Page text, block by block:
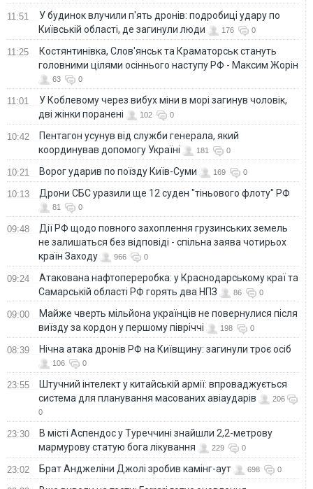
11:51
У будинок влучили п'ять дронів: подробиці удару по
Київській області, де загинули люди
176 0
11:25
Костянтинівка, Слов'янськ та Краматорськ стануть
головними цілями осіннього наступу РФ - Максим Жорін
63 0
11:01
У Коблевому через вибух міни в морі загинув чоловік,
дві жінки поранені
102 0
10:42
Пентагон усунув від служби генерала, який
координував допомогу Україні
181 0
10:21 Ворог ударив по поїзду Київ-Суми 169 0
10:13 Дрони СБС уразили ще 12 суден "тіньового флоту" РФ
81 0
09:48
Дії РФ щодо повного захоплення грузинських земель
не залишаться без відповіді - спільна заява чотирьох
країн Заходу
966 0
09:24
Атакована нафтопереробка: у Краснодарському краї та
Самарській області РФ горять два НПЗ
86 0
09:00
Майже чверть мільйона українців не повернулися після
виїзду за кордон у першому півріччі
198 0
08:39 Нічна атака дронів РФ на Київщину: загинули троє осіб
106 0
23:55
Штучний інтелект у китайській армії: впроваджується
система для планування масованих авіаударів
206
0
23:30
В місті Аспендос у Туреччині знайшли 2,2-метрову
мармурову статую бога лікування
229 0
23:02 Брат Анджеліни Джолі зробив камінг-аут 698 0